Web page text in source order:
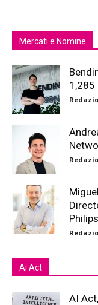
Mercati e Nomine
1,285
Philips
Ai Act
AI